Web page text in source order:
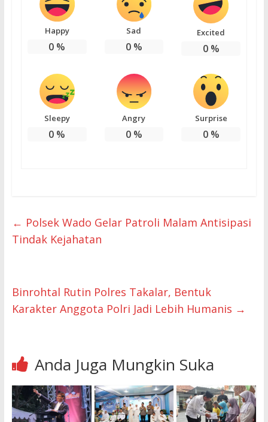
Happy
0 %
Sad
0%
Excited
0%
Sleepy
0 %
Angry
0%
Surprise
0%
← Polsek Wado Gelar Patroli Malam Antisipasi
Tindak Kejahatan
Binrohtal Rutin Polres Takalar, Bentuk
Karakter Anggota Polri Jadi Lebih Humanis →
Anda Juga Mungkin Suka